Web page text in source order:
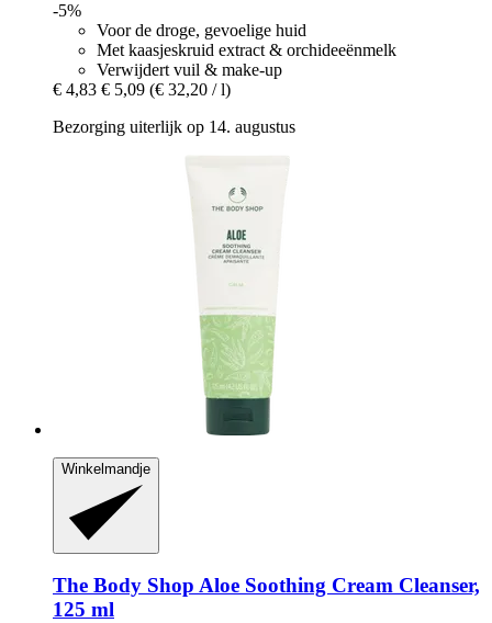
-5%
Voor de droge, gevoelige huid
Met kaasjeskruid extract & orchideeënmelk
Verwijdert vuil & make-up
€ 4,83 € 5,09 (€ 32,20 / l)
Bezorging uiterlijk op 14. augustus
Winkelmandje
The Body Shop Aloe Soothing Cream Cleanser,
125 ml